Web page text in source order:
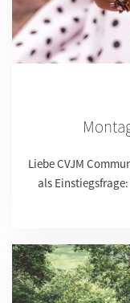
Liebe CVJM
als